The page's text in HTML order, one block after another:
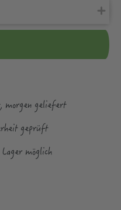
morgen geliefert
geprüft
möglich